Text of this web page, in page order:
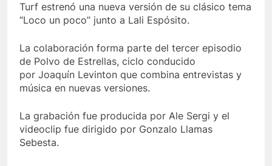
Turf estrenó una nueva versión de su clásico tema
“Loco un poco” junto a Lali Espósito.
La colaboración forma parte del tercer episodio
de Polvo de Estrellas, ciclo conducido
por Joaquín Levinton que combina entrevistas y
música en nuevas versiones.
La grabación fue producida por Ale Sergi y el
videoclip fue dirigido por Gonzalo Llamas
Sebesta.